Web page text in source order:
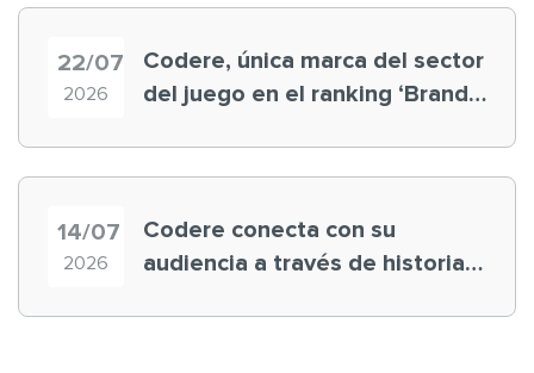
22/07
2026
Codere, única marca del sector
del juego en el ranking ‘Brand
14/07
2026
Codere conecta con su
audiencia a través de historias